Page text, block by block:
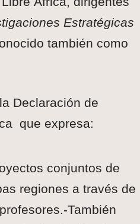
Estratégicas
también como
Declaración de
que expresa:
conjuntos de
regiones a través de
También